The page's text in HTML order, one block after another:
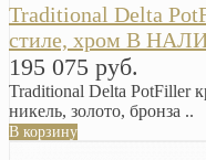
Traditional Delta
стиле, хром В
195 075 руб.
Traditional Delta PotFiller
никель, золото, бронза ..
В корзину